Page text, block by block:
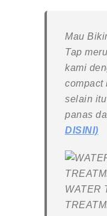
Mau
Tap
kami
compact
selain
panas
DISINI)
WATER